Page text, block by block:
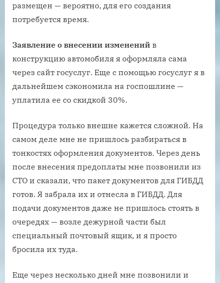
размещен — вероятно, для его создания
потребуется время.
Заявление о внесении изменений в
конструкцию автомобиля я оформляла сама
через сайт госуслуг. Еще с помощью госуслуг я в
дальнейшем сэкономила на госпошлине —
уплатила ее со скидкой 30%.
Процедура только внешне кажется сложной. На
самом деле мне не пришлось разбираться в
тонкостях оформления документов. Через день
после внесения предоплаты мне позвонили из
СТО и сказали, что пакет документов для ГИБДД
готов. Я забрала их и отнесла в ГИБДД. Для
подачи документов даже не пришлось стоять в
очередях — возле дежурной части был
специальный почтовый ящик, и я просто
бросила их туда.
Еще через несколько дней мне позвонили и